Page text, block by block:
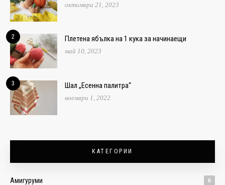
октомври 21, 2023
2 Плетена ябълка на 1 кука за начинаещи
май 10, 2023
3 Шал „Есенна палитра“
ноември 1, 2022
КАТЕГОРИИ
Амигуруми 6